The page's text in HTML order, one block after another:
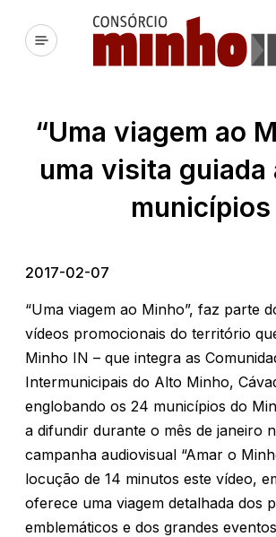
“Uma viagem ao
uma visita guiada
municípios
2017-02-07
“Uma viagem ao Minho”, faz parte
vídeos promocionais do território
Minho IN – que integra as
Intermunicipais do Alto Minho,
englobando os 24 municípios do
a difundir durante o mês de janeiro
campanha audiovisual “Amar o
locução de 14 minutos este vídeo,
oferece uma viagem detalhada dos
emblemáticos e dos grandes